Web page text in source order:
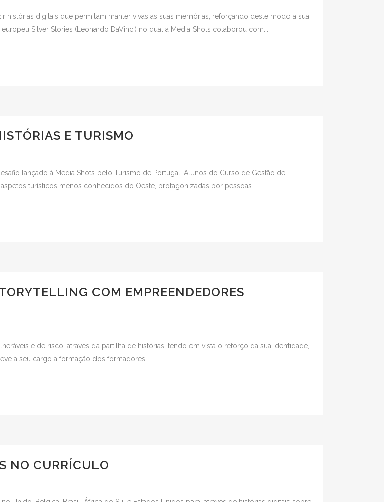
digitais que permitam manter vivas as suas memórias, reforçando deste modo a sua
Silver Stories (Leonardo DaVinci) no qual a Media Shots colaborou com...
E TURISMO
lançado à Media Shots pelo Turismo de Portugal. Alunos do Curso de Gestão de
turísticos menos conhecidos do Oeste, protagonizadas por pessoas...
COM EMPREENDEDORES
e de risco, através da partilha de histórias, tendo em vista o reforço da sua identidade,
a seu cargo a formação dos formadores...
NO CURRÍCULO